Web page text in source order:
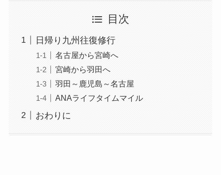
目次
日帰り九州往復修行
名古屋から宮崎へ
宮崎から羽田へ
羽田～鹿児島～名古屋
ANAライフタイムマイル
おわりに